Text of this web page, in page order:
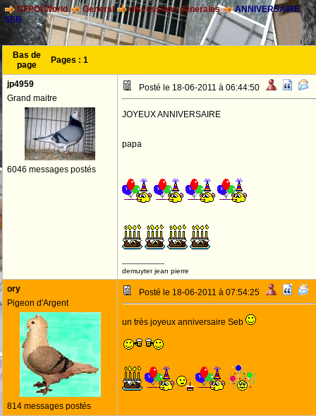
CFPOI World General discussions générales
ANNIVERSAIRE
SEB
Bas de
page
Pages : 1
jp4959
Grand maitre
6046 messages postés
Posté le 18-06-2011 à 06:44:50
JOYEUX ANNIVERSAIRE
papa
--------------------
demuyter jean pierre
ory
Pigeon d'Argent
814 messages postés
Posté le 18-06-2011 à 07:54:25
un très joyeux anniversaire Seb